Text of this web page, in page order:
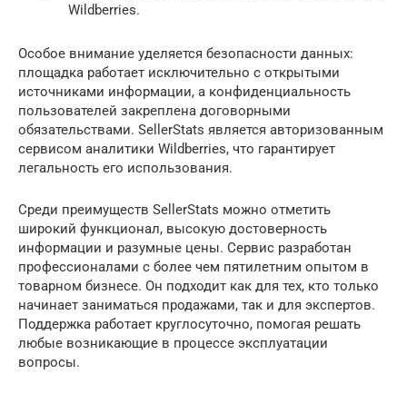
Wildberries.
Особое внимание уделяется безопасности данных:
площадка работает исключительно с открытыми
источниками информации, а конфиденциальность
пользователей закреплена договорными
обязательствами. SellerStats является авторизованным
сервисом аналитики Wildberries, что гарантирует
легальность его использования.
Среди преимуществ SellerStats можно отметить
широкий функционал, высокую достоверность
информации и разумные цены. Сервис разработан
профессионалами с более чем пятилетним опытом в
товарном бизнесе. Он подходит как для тех, кто только
начинает заниматься продажами, так и для экспертов.
Поддержка работает круглосуточно, помогая решать
любые возникающие в процессе эксплуатации
вопросы.